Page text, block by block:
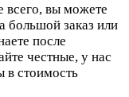
всего, вы можете
большой заказ или
после
честные, у нас
в стоимость